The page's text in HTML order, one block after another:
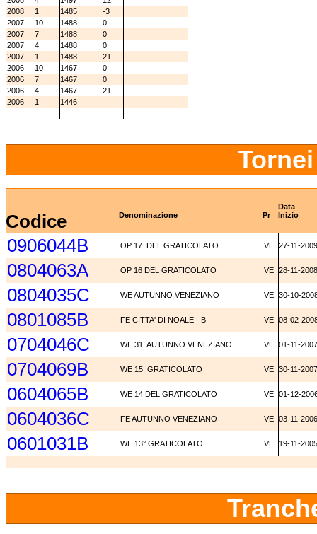
2008
1 1485
-3
2007
10 1488
0
2007
7 1488
0
2007
4 1488
0
2007
1 1488
21
2006
10 1467
0
2006
7 1467
0
2006
4 1467
21
2006
1 1446
Data
Codice Denominazione Pr Inizio
0906044B OP 17. DEL GRATICOLATO VE 27-11-2009
0804063A OP 16 DEL GRATICOLATO VE 28-11-2008
0804035C WE AUTUNNO VENEZIANO VE 30-10-
0801085B FE CITTA' DI NOALE - B VE 08-02-
0704046C WE 31. AUTUNNO VENEZIANO VE 01-11-2007
0704069B WE 15. GRATICOLATO VE 30-11-2007
0604065B WE 14 DEL GRATICOLATO VE 01-12-
0604036C FE AUTUNNO VENEZIANO VE 03-11-2006
0601031B WE 13° GRATICOLATO VE 19-11-2005